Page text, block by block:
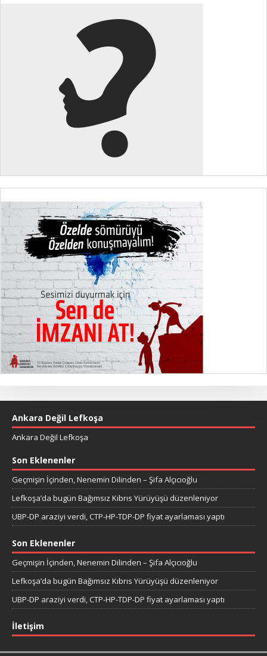
Ankara Değil Lefkoşa
Ankara Değil Lefkoşa
Son Eklenenler
Geçmişin İçinden, Nenemin Dilinden – Şifa Alçıcıoğlu
Lefkoşa’da bugün Bağımsız Kıbrıs Yürüyüşü düzenleniyor
UBP-DP araziyi verdi, CTP-HP-TDP-DP fiyat ayarlaması yaptı
Son Eklenenler
Geçmişin İçinden, Nenemin Dilinden – Şifa Alçıcıoğlu
Lefkoşa’da bugün Bağımsız Kıbrıs Yürüyüşü düzenleniyor
UBP-DP araziyi verdi, CTP-HP-TDP-DP fiyat ayarlaması yaptı
İletişim